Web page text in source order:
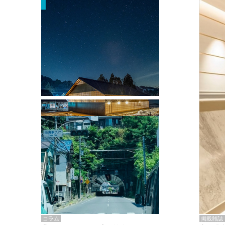
掲載雑誌
掲載雑誌・書籍
『街歩き研修「アールデコとモダニズ
ム、和風バロック」』のレポート記事が
掲載
コラム